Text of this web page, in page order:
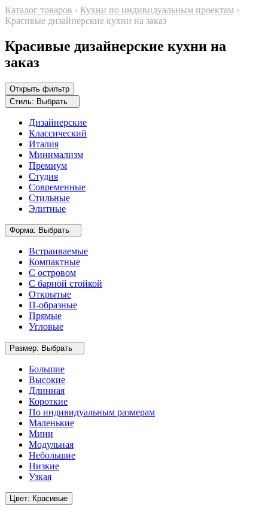
Каталог товаров › Кухни по индивидуальным проектам ›
Красивые дизайнерские кухни на заказ
Красивые дизайнерские кухни на
заказ
Открыть фильтр
Стиль: Выбрать
Дизайнерские
Классический
Италия
Минимализм
Премиум
Студия
Современные
Стильные
Элитные
Форма: Выбрать
Встраиваемые
Компактные
С островом
С барной стойкой
Открытые
П-образные
Прямые
Угловые
Размер: Выбрать
Большие
Высокие
Длинная
Короткие
По индивидуальным размерам
Маленькие
Мини
Модульная
Небольшие
Низкие
Узкая
Цвет: Красивые